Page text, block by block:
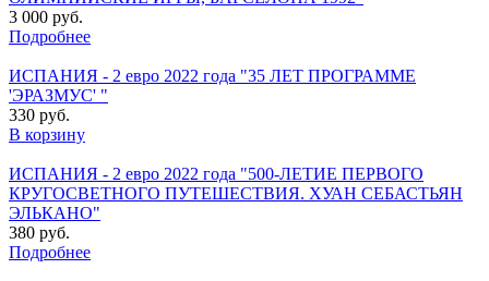
3 000 руб.
Подробнее
ИСПАНИЯ - 2 евро 2022 года "35 ЛЕТ ПРОГРАММЕ
'ЭРАЗМУС' "
330 руб.
В корзину
ИСПАНИЯ - 2 евро 2022 года "500-ЛЕТИЕ ПЕРВОГО
КРУГОСВЕТНОГО ПУТЕШЕСТВИЯ. ХУАН СЕБАСТЬЯН
ЭЛЬКАНО"
380 руб.
Подробнее